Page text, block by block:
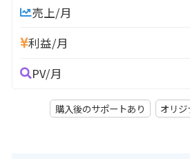
売上/月
利益/月
PV/月
購入後のサポートあり オリジ